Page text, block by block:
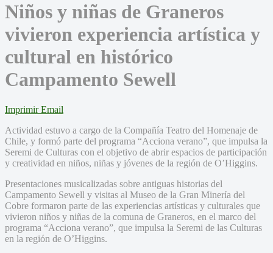
Niños y niñas de Graneros
vivieron experiencia artística y
cultural en histórico
Campamento Sewell
Imprimir Email
Actividad estuvo a cargo de la Compañía Teatro del Homenaje de
Chile, y formó parte del programa “Acciona verano”, que impulsa la
Seremi de Culturas con el objetivo de abrir espacios de participación
y creatividad en niños, niñas y jóvenes de la región de O’Higgins.
Presentaciones musicalizadas sobre antiguas historias del
Campamento Sewell y visitas al Museo de la Gran Minería del
Cobre formaron parte de las experiencias artísticas y culturales que
vivieron niños y niñas de la comuna de Graneros, en el marco del
programa “Acciona verano”, que impulsa la Seremi de las Culturas
en la región de O’Higgins.